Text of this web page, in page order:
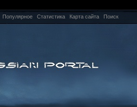
Популярное Статистика Карта сайта Поиск